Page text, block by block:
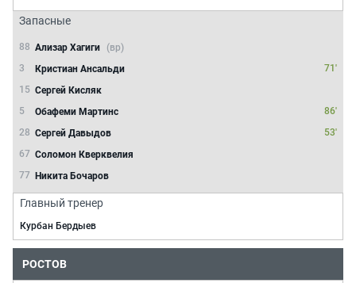
Запасные
88 Ализар Хагиги
(вр)
3
Кристиан Ансальди
71'
15 Сергей Кисляк
5
Обафеми Мартинс
86'
28 Сергей Давыдов
53'
67 Соломон Кверквелия
77 Никита Бочаров
Главный тренер
Курбан Бердыев
РОСТОВ